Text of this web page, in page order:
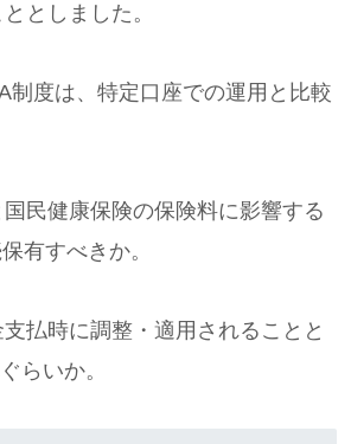
としました。
制度は、特定口座での運用と比較
民健康保険の保険料に影響する
有すべきか。
払時に調整・適用されることと
らいか。